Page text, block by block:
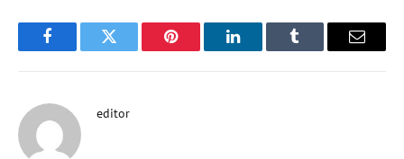
FacebookTwitter Pinterest LinkedInTumblr Email
editor